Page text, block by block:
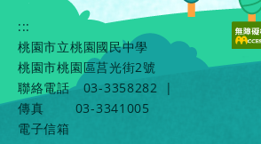
:::
桃園市立桃園國民中學
桃園市桃園區莒光街2號
聯絡電話
03-3358282
|
傳真
03-3341005
電子信箱